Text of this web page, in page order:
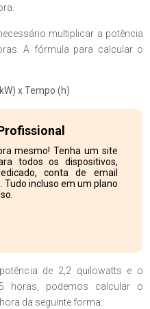
multiplicar a potência
A fórmula para calcular o
x Tempo (h)
mesmo! Tenha um site
todos os dispositivos,
conta de email
Tudo incluso em um plano
de 2,2 quilowatts e o
horas, podemos calcular o
da seguinte forma: